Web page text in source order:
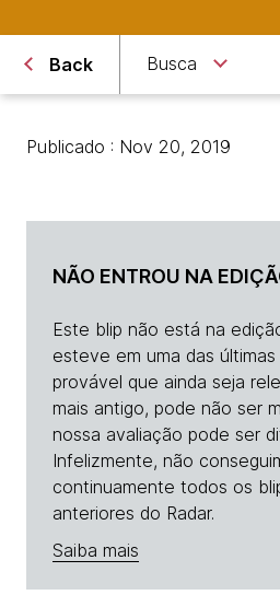
Back Busca
Publicado : Nov 20, 2019
NÃO ENTROU NA
Este blip não está na
esteve em uma das
provável que ainda seja
mais antigo, pode não ser
nossa avaliação pode ser
Infelizmente, não
continuamente todos os
anteriores do Radar.
Saiba mais